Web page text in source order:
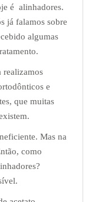
é alinhadores.
já falamos sobre
algumas
realizamos
e
que muitas
Mas na
como